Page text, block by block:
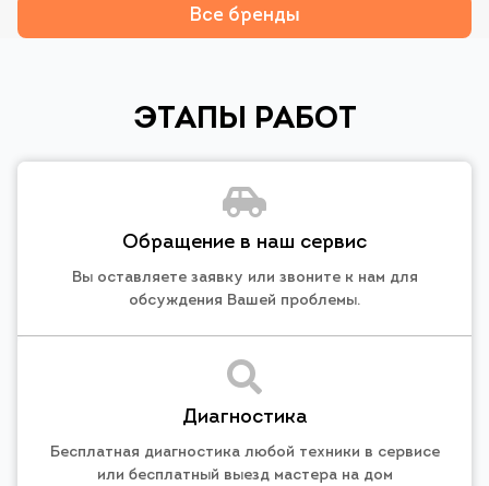
Все бренды
ЭТАПЫ РАБОТ
Обращение в наш сервис
Вы оставляете заявку или звоните к нам для
обсуждения Вашей проблемы.
Диагностика
Бесплатная диагностика любой техники в сервисе
или бесплатный выезд мастера на дом